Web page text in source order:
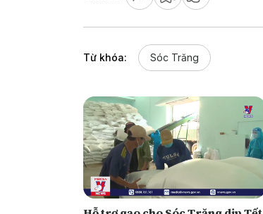
Từ khóa: Sóc Trăng